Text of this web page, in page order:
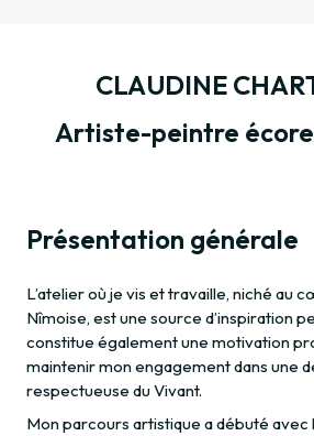
CLAUDINE
Artiste-peintre
Présentation générale
L’atelier où je vis et travaille, niché au
Nîmoise, est une source d’inspiration
constitue également une motivation
maintenir mon engagement dans une
respectueuse du Vivant.
Mon parcours artistique a débuté avec